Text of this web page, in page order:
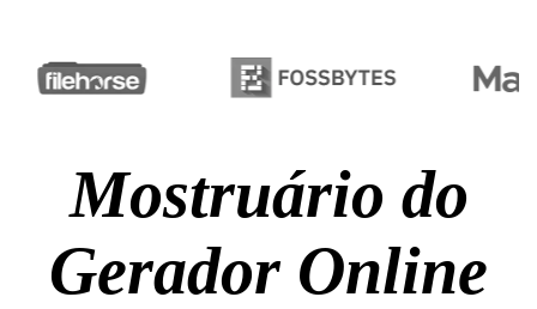
Mostruário do
Gerador Online